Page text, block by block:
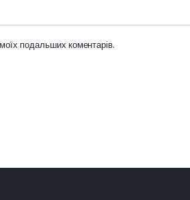
подальших коментарів.